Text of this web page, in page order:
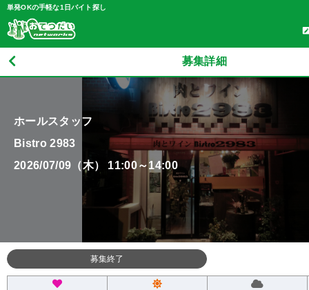
単発OKの手軽な1日バイト探し
募集詳細
ホールスタッフ
Bistro 2983
2026/07/09（木） 11:00～14:00
募集終了